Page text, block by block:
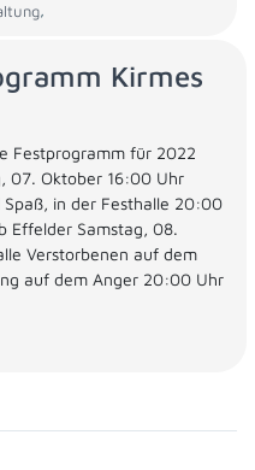
Kirmes
Festprogramm für 2022
07. Oktober 16:00 Uhr
in der Festhalle 20:00
Effelder Samstag, 08.
Verstorbenen auf dem
auf dem Anger 20:00 Uhr